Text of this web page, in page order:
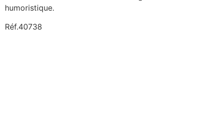
humoristique.
Réf.40738